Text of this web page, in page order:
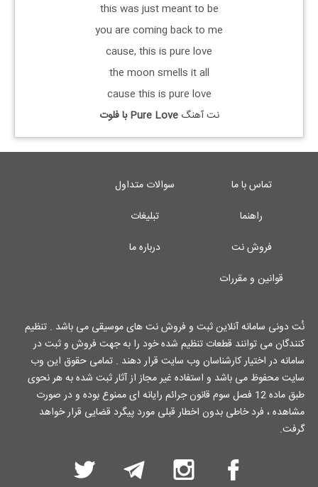
this was just meant to be
you are coming back to me
cause, this is pure love
the moon smells it all
cause this is pure love
نت آهنگPure Love با فلوت
تماس با ما
سوالات متداول
راهنما
تبلیغات
فروش نت
درباره ما
قوانین و مقررات
نُت دونی سامانه آنلاین ثبت و فروش نت های موسیقی می باشد . تنظیم
کنندگان می توانند قطعات تنظیم شده خود را به جهت فروش و ثبت در
سامانه در اختیار کارشناسان وب سایت قرار دهند . تمامی حقوق این وب
سایت محفوظ می باشد و استفاده غیر مجاز از آثار ثبت شده به هر نحوی
طبق ماده 12 فصل سوم قانون جرائم رایانه ای ممنوع بوده و در صورت
مشاهده ، فرد خاطی بدون اخطار قبلی مورد پیگرد قضایی قرار خواهد
گرفت.